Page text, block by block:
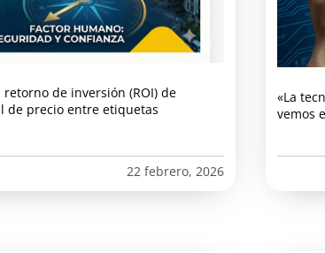
de inversión (ROI) de
de precio entre etiquetas
22 febrero, 2026
«La
vemos